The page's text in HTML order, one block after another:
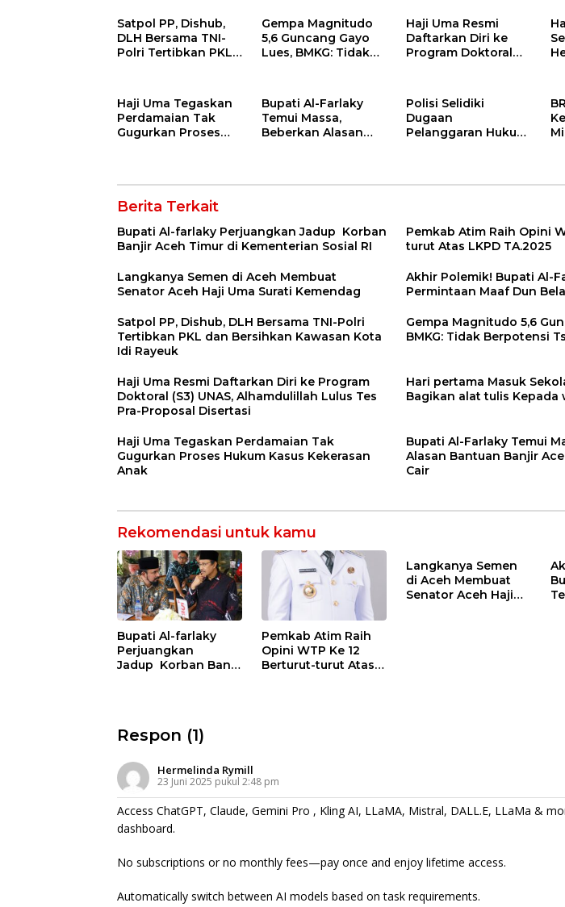
RI
Satpol PP, Dishub,
DLH Bersama TNI-
Polri Tertibkan PKL
Rayeuk
Gempa Magnitudo
5,6 Guncang Gayo
Lues, BMKG: Tidak
Haji Uma Resmi
Daftarkan Diri ke
Program Doktoral
Tes Pra-Proposal
Disertasi
Haji Uma Tegaskan
Perdamaian Tak
Gugurkan Proses
Bupati Al-Farlaky
Temui Massa,
Beberkan Alasan
Polisi Selidiki
Dugaan
Pelanggaran Hukum
Berita Terkait
Bupati Al-farlaky Perjuangkan Jadup Korban
Banjir Aceh Timur di Kementerian Sosial RI
Pemkab Atim Raih Opini
turut Atas LKPD TA.2025
Langkanya Semen di Aceh Membuat
Senator Aceh Haji Uma Surati Kemendag
Akhir Polemik! Bupati Al-
Permintaan Maaf Dun
Satpol PP, Dishub, DLH Bersama TNI-Polri
Tertibkan PKL dan Bersihkan Kawasan Kota
Idi Rayeuk
Gempa Magnitudo 5,6
BMKG: Tidak Berpotensi
Haji Uma Resmi Daftarkan Diri ke Program
Doktoral (S3) UNAS, Alhamdulillah Lulus Tes
Pra-Proposal Disertasi
Hari pertama Masuk
Bagikan alat tulis Kepada
Haji Uma Tegaskan Perdamaian Tak
Gugurkan Proses Hukum Kasus Kekerasan
Anak
Bupati Al-Farlaky Temui
Alasan Bantuan Banjir
Cair
Rekomendasi untuk kamu
Bupati Al-farlaky
Perjuangkan
Jadup Korban Banjir
Pemkab Atim Raih
Opini WTP Ke 12
Berturut-turut Atas
Langkanya Semen
di Aceh Membuat
Senator Aceh Haji
Respon (1)
Hermelinda Rymill
23 Juni 2025 pukul 2:48 pm
Access ChatGPT, Claude, Gemini Pro , Kling AI, LLaMA, Mistral, DALL.E, LLaMa &
dashboard.
No subscriptions or no monthly fees—pay once and enjoy lifetime access.
Automatically switch between AI models based on task requirements.